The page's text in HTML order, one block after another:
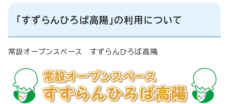
「すずらんひろば高陽」の利用について
常設オープンスペース すずらんひろば高陽